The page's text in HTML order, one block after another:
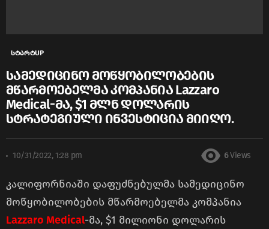
სტარტUP
სამედიცინო მოწყობილობების
მწარმოებელმა კომპანია Lazzaro
Medical-მა, $1 მლნ დოლარის
სტრატეგიული ინვესტიცია მიიღო.
10/31/2022, 1:28 pm 6 Views
კალიფორნიაში დაფუძნებულმა სამედიცინო
მოწყობილობების მწარმოებელმა კომპანია
Lazzaro Medical-მა, $1 მილიონი დოლარის